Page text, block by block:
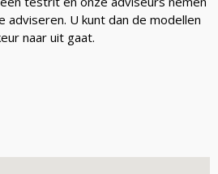
U kunt dan de modellen
naar uit gaat.